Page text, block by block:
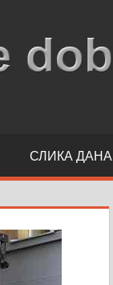
СЛИКА ДАНА